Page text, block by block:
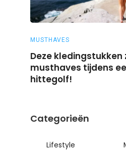
MUSTHAVES
Deze kledingstukken
musthaves tijdens
hittegolf!
Categorieën
Lifestyle